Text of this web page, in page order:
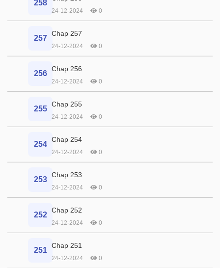
258
24-12-2024 0
257
Chap 257
24-12-2024 0
256
Chap 256
24-12-2024 0
255
Chap 255
24-12-2024 0
254
Chap 254
24-12-2024 0
253
Chap 253
24-12-2024 0
252
Chap 252
24-12-2024 0
251
Chap 251
24-12-2024 0